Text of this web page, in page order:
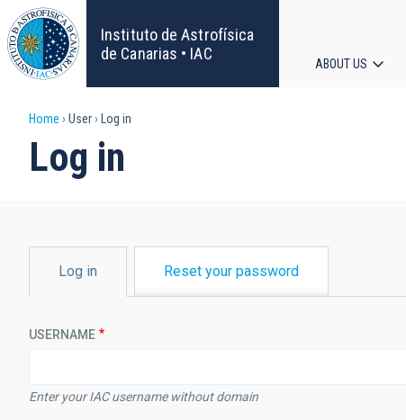
Skip
to
main
content
Instituto de Astrofísica
de Canarias • IAC
ABOUT US
Breadcrumb
Home User Log in
Log in
TABSLog in Reset your password
USERNAME
Enter your IAC username without domain